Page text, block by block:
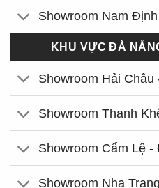
Showroom Nam Định
KHU VỰC ĐÀ
Showroom Hải Châu
Showroom Thanh
Showroom Cẩm Lệ -
Showroom Nha